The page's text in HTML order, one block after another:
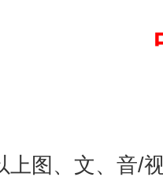
上图、文、音/
魏明